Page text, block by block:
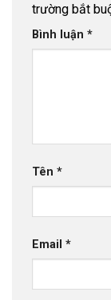
trường bắt
Bình luận *
Tên *
Email *